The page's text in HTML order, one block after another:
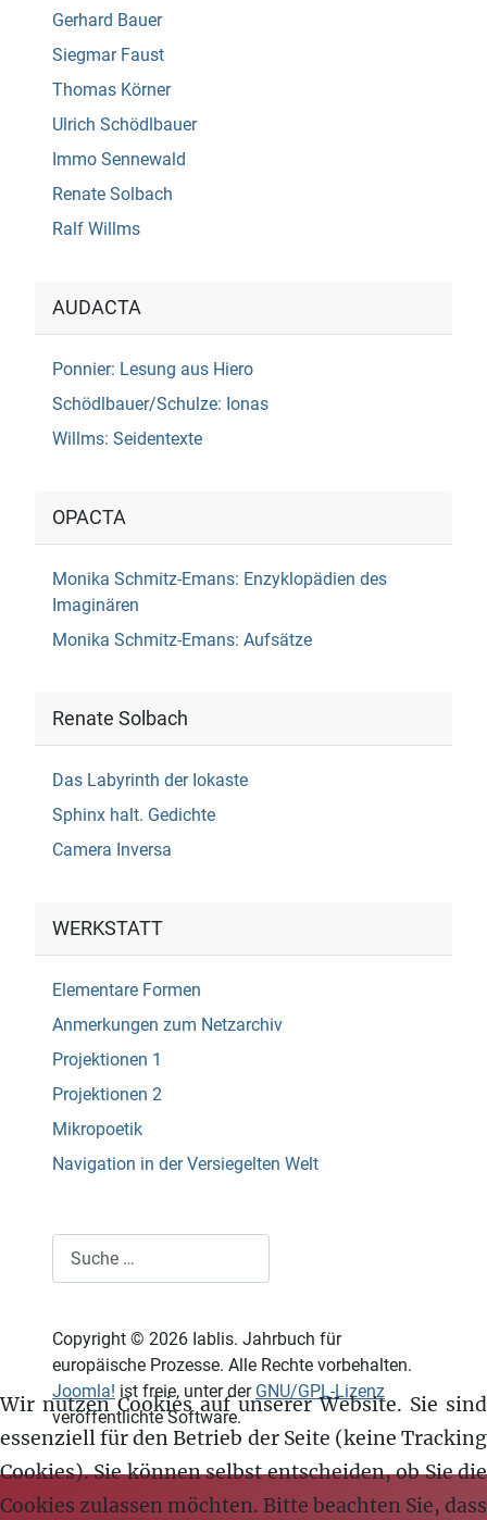
Gerhard Bauer
Siegmar Faust
Thomas Körner
Ulrich Schödlbauer
Immo Sennewald
Renate Solbach
Ralf Willms
AUDACTA
Ponnier: Lesung aus Hiero
Schödlbauer/Schulze: Ionas
Willms: Seidentexte
OPACTA
Monika Schmitz-Emans: Enzyklopädien des
Imaginären
Monika Schmitz-Emans: Aufsätze
Renate Solbach
Das Labyrinth der Iokaste
Sphinx halt. Gedichte
Camera Inversa
WERKSTATT
Elementare Formen
Anmerkungen zum Netzarchiv
Projektionen 1
Projektionen 2
Mikropoetik
Navigation in der Versiegelten Welt
Copyright © 2026 Iablis. Jahrbuch für
europäische Prozesse. Alle Rechte vorbehalten.
Joomla! ist freie, unter der GNU/GPL-Lizenz
veröffentlichte Software.
Wir nutzen Cookies auf unserer Website. Sie sind
essenziell für den Betrieb der Seite (keine Tracking
Cookies). Sie können selbst entscheiden, ob Sie die
Cookies zulassen möchten. Bitte beachten Sie, dass